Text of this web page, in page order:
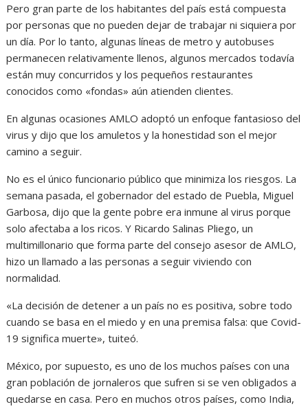
Pero gran parte de los habitantes del país está compuesta
por personas que no pueden dejar de trabajar ni siquiera por
un día. Por lo tanto, algunas líneas de metro y autobuses
permanecen relativamente llenos, algunos mercados todavía
están muy concurridos y los pequeños restaurantes
conocidos como «fondas» aún atienden clientes.
En algunas ocasiones AMLO adoptó un enfoque fantasioso del
virus y dijo que los amuletos y la honestidad son el mejor
camino a seguir.
No es el único funcionario público que minimiza los riesgos. La
semana pasada, el gobernador del estado de Puebla, Miguel
Garbosa, dijo que la gente pobre era inmune al virus porque
solo afectaba a los ricos. Y Ricardo Salinas Pliego, un
multimillonario que forma parte del consejo asesor de AMLO,
hizo un llamado a las personas a seguir viviendo con
normalidad.
«La decisión de detener a un país no es positiva, sobre todo
cuando se basa en el miedo y en una premisa falsa: que Covid-
19 significa muerte», tuiteó.
México, por supuesto, es uno de los muchos países con una
gran población de jornaleros que sufren si se ven obligados a
quedarse en casa. Pero en muchos otros países, como India,